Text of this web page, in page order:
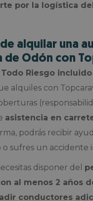
por la logística
alquilar una
de Odón con
Riesgo incluido
alquiles con
asistencia en
podrás recibir
o sufres un accidente
disponer del
al menos 2 años
conductores